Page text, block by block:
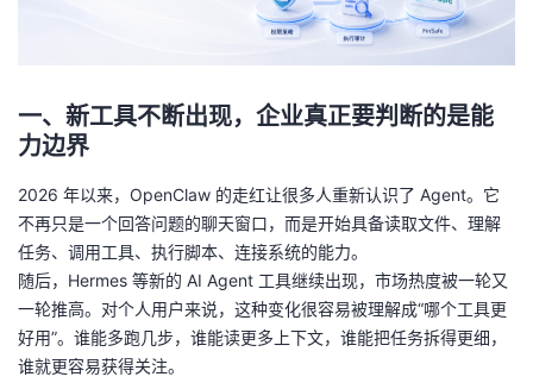
客
论
坛
的
圈
子
我
的
直
播
我
的
活
我
的
我
一、新工具不断出现，企业真正要判断的是能
力边界
2026 年以来，OpenClaw 的走红让很多人重新认识了 Agent。它
不再只是一个回答问题的聊天窗口，而是开始具备读取文件、理解
任务、调用工具、执行脚本、连接系统的能力。
随后，Hermes 等新的 AI Agent 工具继续出现，市场热度被一轮又
一轮推高。对个人用户来说，这种变化很容易被理解成“哪个工具更
好用”。谁能多跑几步，谁能读更多上下文，谁能把任务拆得更细，
谁就更容易获得关注。